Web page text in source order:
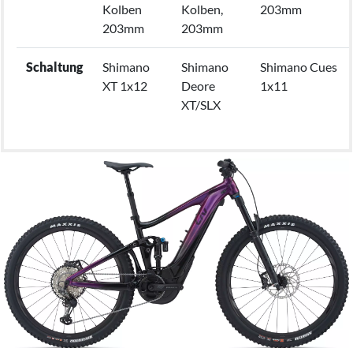
Kolben
203mm
Kolben,
203mm
203mm
Schaltung
Shimano
XT 1x12
Shimano
Deore
XT/SLX
Shimano Cues
1x11